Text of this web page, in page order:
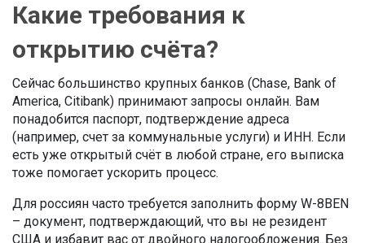
Какие требования к
открытию счёта?
Сейчас большинство крупных банков (Chase, Bank of
America, Citibank) принимают запросы онлайн. Вам
понадобится паспорт, подтверждение адреса
(например, счет за коммунальные услуги) и ИНН. Если
есть уже открытый счёт в любой стране, его выписка
тоже помогает ускорить процесс.
Для россиян часто требуется заполнить форму W-8BEN
– документ, подтверждающий, что вы не резидент
США и избавит вас от двойного налогообложения. Без